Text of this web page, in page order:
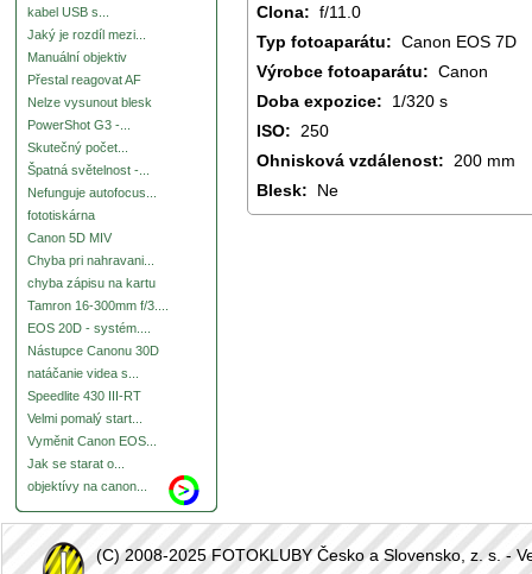
kabel USB s...
Jaký je rozdíl mezi...
Manuální objektiv
Přestal reagovat AF
Nelze vysunout blesk
PowerShot G3 -...
Skutečný počet...
Špatná světelnost -...
Nefunguje autofocus...
fototiskárna
Canon 5D MIV
Chyba pri nahravani...
chyba zápisu na kartu
Tamron 16-300mm f/3....
EOS 20D - systém....
Nástupce Canonu 30D
natáčanie videa s...
Speedlite 430 III-RT
Velmi pomalý start...
Vyměnit Canon EOS...
Jak se starat o...
objektívy na canon...
Clona: f/11.0
Typ fotoaparátu: Canon EOS 7D
Výrobce fotoaparátu: Canon
Doba expozice:
1/320 s
ISO:
250
Ohnisková vzdálenost:
200 mm
Blesk:
Ne
(C) 2008-2025 FOTOKLUBY Česko a Slovensko, z. s. -